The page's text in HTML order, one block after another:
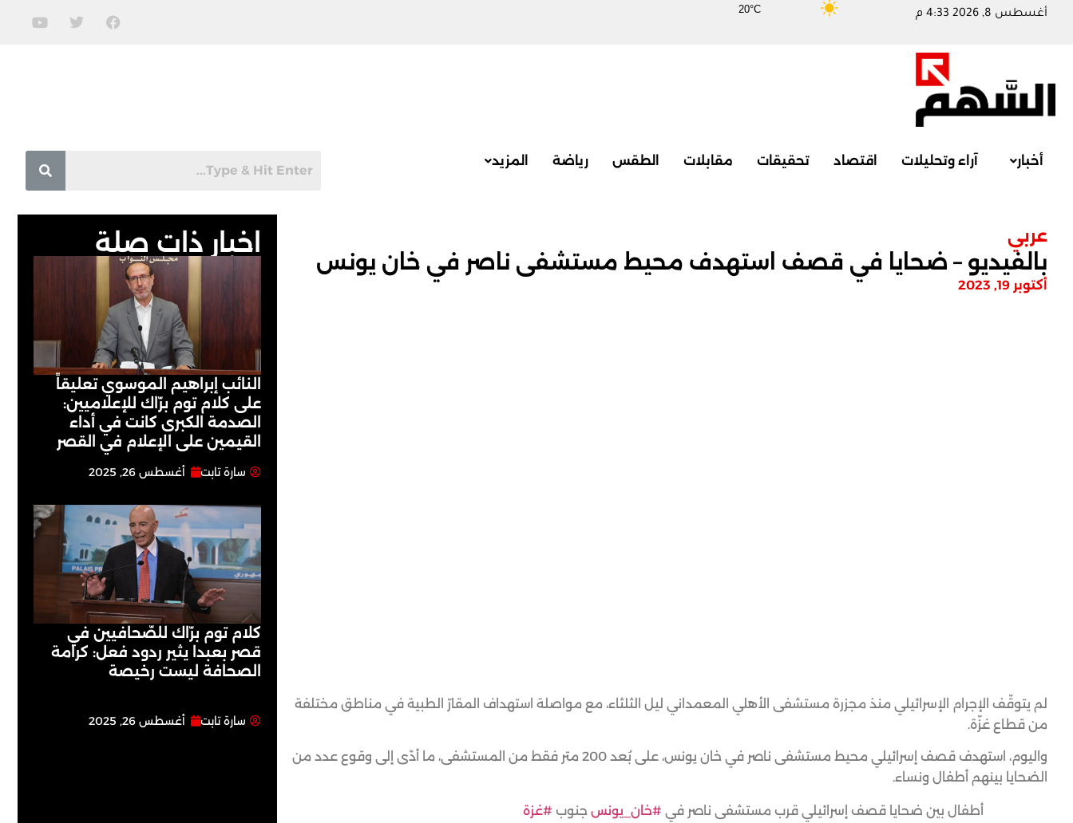
20°C أغسطس 8, 2026 4:33 م
أخبار آراء وتحليلات اقتصاد تحقيقات مقابلات الطقس رياضة المزيد
اخبار ذات صلة
النائب إبراهيم الموسوي تعليقاً
على كلام توم برّاك للإعلاميين:
الصدمة الكبرى كانت في أداء
القيمين على ‏الإعلام في القصر
سارة تابت أغسطس 26, 2025
كلام توم برّاك للصّحافيين في
قصر بعبدا يثير ردود فعل: كرامة
الصحافة ليست رخيصة
سارة تابت أغسطس 26, 2025
عربي
بالفيديو – ضحايا في قصف استهدف محيط مستشفى ناصر في خان يونس
أكتوبر 19, 2023
لم يتوقّف الإجرام الإسرائيلي منذ مجزرة مستشفى الأهلي المعمداني ليل الثلثاء، مع مواصلة استهداف المقارّ الطبية في مناطق مختلفة
من قطاع غزّة.
واليوم، استهدف قصف إسرائيلي محيط مستشفى ناصر في خان يونس، على بُعد 200 متر فقط من المستشفى، ما أدّى إلى وقوع عدد من
الضحايا بينهم أطفال ونساء.
أطفال بين ضحايا قصف إسرائيلي قرب مستشفى ناصر في #خان_يونس جنوب #غزة